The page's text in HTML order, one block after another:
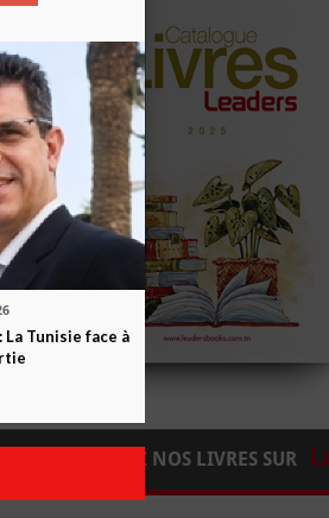
COMMANDEZ NOS LIVRES SUR
La Tunisie face à